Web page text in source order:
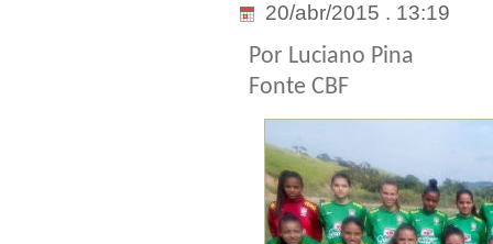
20/abr/2015 . 13:19
Por Luciano Pina
Fonte CBF